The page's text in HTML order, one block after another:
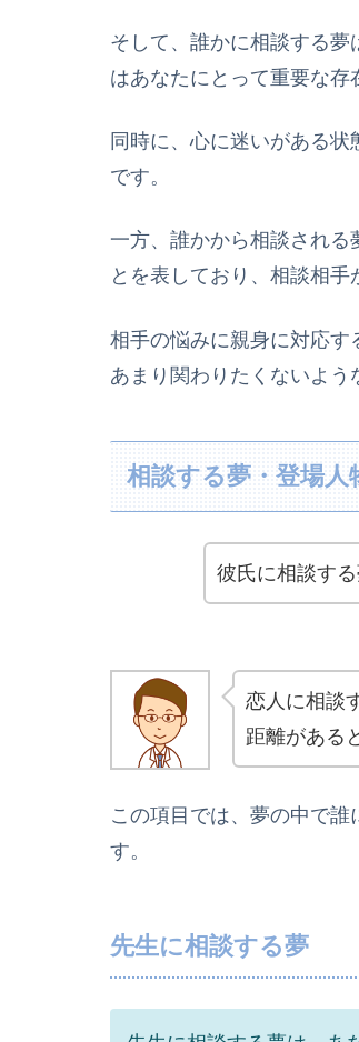
そして、誰かに相談する夢
はあなたにとって重要な存
同時に、心に迷いがある
です。
一方、誰かから相談される
とを表しており、相談相手
相手の悩みに親身に対応
あまり関わりたくないよう
相談する夢・登場人
彼氏に相談す
恋人に相談
距離がある
この項目では、夢の中で
す。
先生に相談する夢